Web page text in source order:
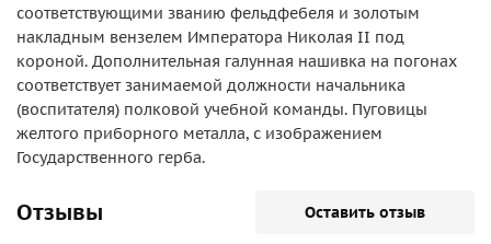
соответствующими званию фельдфебеля и золотым
накладным вензелем Императора Николая II под
короной. Дополнительная галунная нашивка на погонах
соответствует занимаемой должности начальника
(воспитателя) полковой учебной команды. Пуговицы
желтого приборного металла, с изображением
Государственного герба.
Отзывы Оставить отзыв